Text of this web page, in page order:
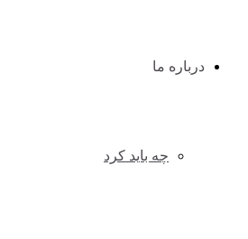
درباره ما
چه باید کرد